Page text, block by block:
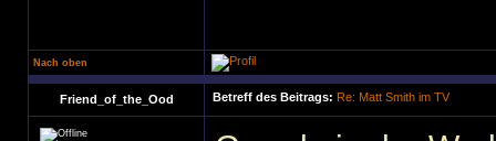
Nach oben
Friend_of_the_Ood Betreff des Beitrags: Re: Matt Smith im TV